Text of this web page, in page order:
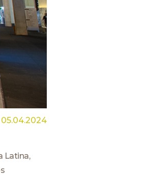
05.04.2024
Latina,